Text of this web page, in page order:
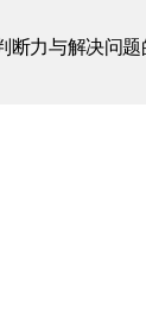
力与解决问